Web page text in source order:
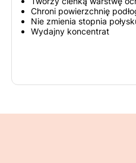
Chroni powierzchnię
Nie zmienia stopnia
Wydajny koncentrat